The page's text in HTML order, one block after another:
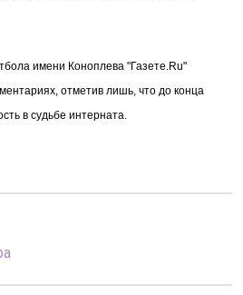
имени Коноплева "Газете.Ru"
отметив лишь, что до конца
в судьбе интерната.